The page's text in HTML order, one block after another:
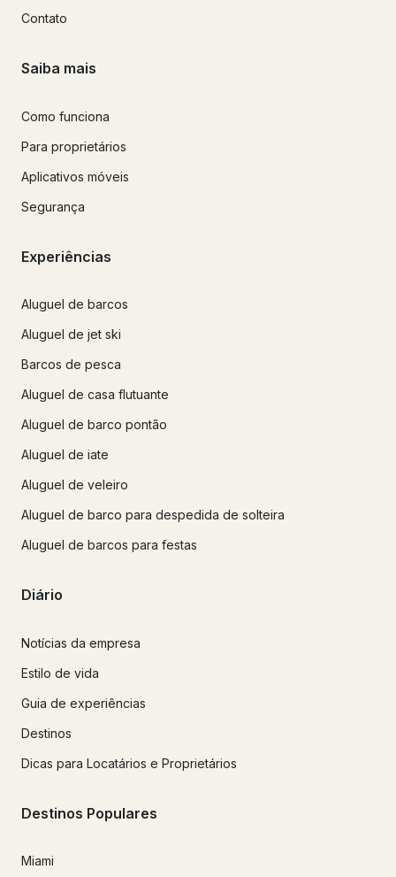
Contato
Saiba mais
Como funciona
Para proprietários
Aplicativos móveis
Segurança
Experiências
Aluguel de barcos
Aluguel de jet ski
Barcos de pesca
Aluguel de casa flutuante
Aluguel de barco pontão
Aluguel de iate
Aluguel de veleiro
Aluguel de barco para despedida de solteira
Aluguel de barcos para festas
Diário
Notícias da empresa
Estilo de vida
Guia de experiências
Destinos
Dicas para Locatários e Proprietários
Destinos Populares
Miami